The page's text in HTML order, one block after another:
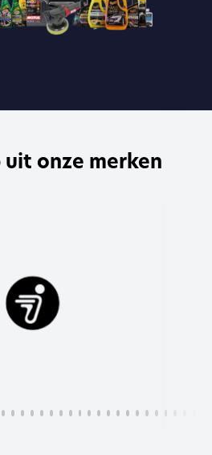
uit onze merken